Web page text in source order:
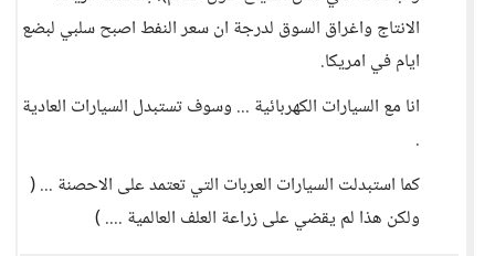
الانتاج واغراق السوق لدرجة ان سعر النفط اصبح سلبي لبضع
ايام في امريكا.
انا مع السيارات الكهربائية ... وسوف تستبدل السيارات العادية
.
كما استبدلت السيارات العربات التي تعتمد على الاحصنة ... (
ولكن هذا لم يقضي على زراعة العلف العالمية .... )